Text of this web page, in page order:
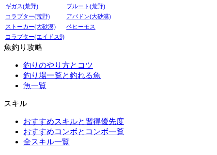
ギガス(荒野)
ブルート(荒野)
コラプター(荒野)
アバドン(大砂漠)
ストーカー(大砂漠)
ベヒーモス
コラプター(エイドス9)
魚釣り攻略
釣りのやり方とコツ
釣り場一覧と釣れる魚
魚一覧
スキル
おすすめスキルと習得優先度
おすすめコンボとコンボ一覧
全スキル一覧